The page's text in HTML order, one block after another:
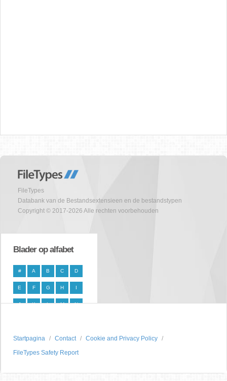
FileTypes
Databank van de Bestandsextensieen en de bestandstypen
Copyright © 2017-2026 Alle rechten voorbehouden
Blader op alfabet
# A B C D
E F G H I
J K L M N
T U W X
Y Z
Startpagina Contact
Cookie and Privacy Policy
FileTypes Safety Report